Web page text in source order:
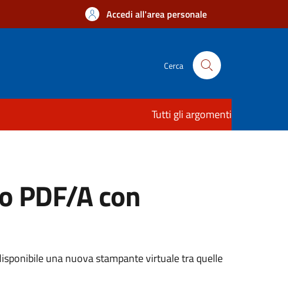
Accedi all'area personale
Cerca
Tutti gli argomenti
PDF/A con
una nuova stampante virtuale tra quelle